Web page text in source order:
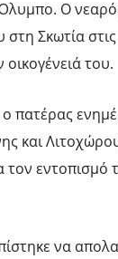
Ο
Σκωτία
του.
πατέρας
και
να